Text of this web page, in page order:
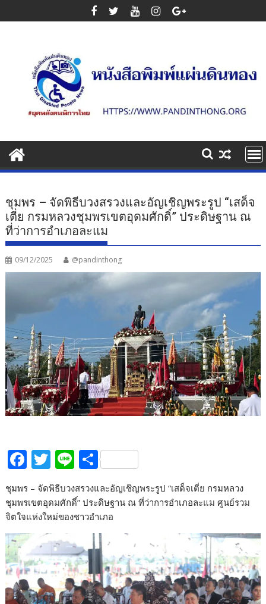
to
ชุมพร – จัดพิธีบวงสรวงและอัญเชิญพระรูป “เสด็จ
เตี่ย กรมหลวงชุมพรเขตอุดมศักดิ์” ประดิษฐาน ณ
ที่ว่าการอำเภอละแม
09/12/2025 @pandinthong
F
ac
e
b
o
o
k
T
w
itt
er
Li
e
S
ar
e
ชุมพร – จัดพิธีบวงสรวงและอัญเชิญพระรูป “เสด็จเตี่ย กรมหลวง
ชุมพรเขตอุดมศักดิ์” ประดิษฐาน ณ ที่ว่าการอำเภอละแม ศูนย์รวม
จิตใจแห่งใหม่ของชาวอำเภอ